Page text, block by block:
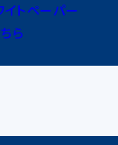
イトペーパー
ら